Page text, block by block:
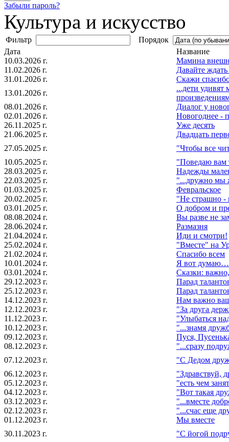
Забыли пароль?
Культура и искусство
Фильтр
Порядок
Дата
Название
10.03.2026 г.
Мамина
11.02.2026 г.
Давайте
31.01.2026 г.
Скажи
13.01.2026 г.
...дети
08.01.2026 г.
Диалог у
02.01.2026 г.
Новогоднее -
26.11.2025 г.
Уже десять
21.06.2025 г.
Двадцать
27.05.2025 г.
"Чтобы все
10.05.2025 г.
"Поведаю вам
28.03.2025 г.
Надежды
22.03.2025 г.
"...дружно мы
01.03.2025 г.
Февральское
20.02.2025 г.
"Не страшно
03.01.2025 г.
О добрoм и
08.08.2024 г.
Вы разве не
28.06.2024 г.
Размазня
21.04.2024 г.
Иди и смотри!
25.02.2024 г.
"Вместе" на
21.02.2024 г.
Спасибо всем
10.01.2024 г.
Я вот думаю…
03.01.2024 г.
Сказки:
29.12.2023 г.
Парад
25.12.2023 г.
Парад
14.12.2023 г.
Нам важно
12.12.2023 г.
"За друга
11.12.2023 г.
"Улыбаться
10.12.2023 г.
"...знамя
09.12.2023 г.
Пуся,
08.12.2023 г.
"...сразу
07.12.2023 г.
"С Дедом
06.12.2023 г.
"Здравствуй,
05.12.2023 г.
"есть чем
04.12.2023 г.
"Вот такая
03.12.2023 г.
"...вместе
02.12.2023 г.
"...счас еще
01.12.2023 г.
Мы вместе
30.11.2023 г.
"С йогой